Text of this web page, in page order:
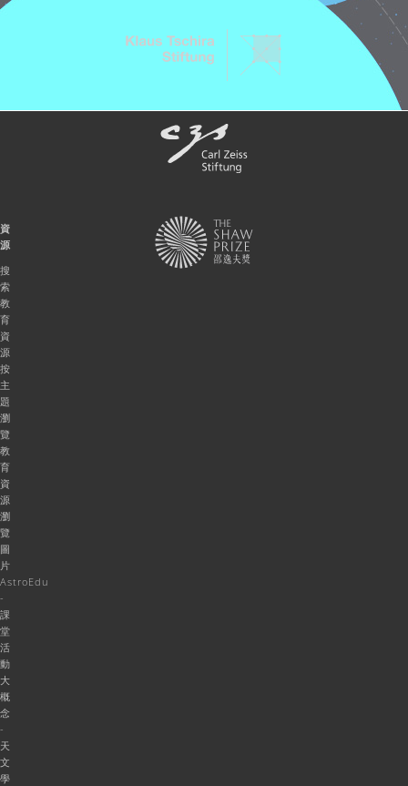
資
源
搜
索
教
育
資
源
按
主
題
瀏
覽
教
育
資
源
瀏
覽
圖
片
AstroEdu
-
課
堂
活
動
大
概
念
-
天
文
學